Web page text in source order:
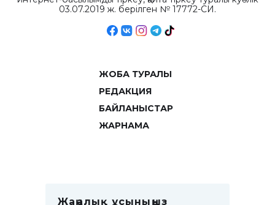
03.07.2019 ж. берілген № 17772-СИ.
ЖОБА ТУРАЛЫ
РЕДАКЦИЯ
БАЙЛАНЫСТАР
ЖАРНАМА
Жаңалық ұсыныңыз